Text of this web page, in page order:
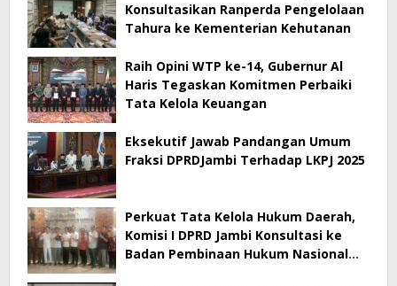
Konsultasikan Ranperda Pengelolaan
Tahura ke Kementerian Kehutanan
Raih Opini WTP ke-14, Gubernur Al
Haris Tegaskan Komitmen Perbaiki
Tata Kelola Keuangan
Eksekutif Jawab Pandangan Umum
Fraksi DPRDJambi Terhadap LKPJ 2025
Perkuat Tata Kelola Hukum Daerah,
Komisi I DPRD Jambi Konsultasi ke
Badan Pembinaan Hukum Nasional